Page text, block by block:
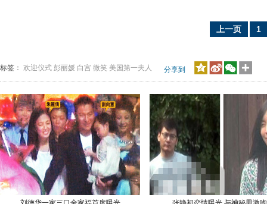
上一页 1
标签： 欢迎仪式 彭丽媛 白宫 微笑 美国第一夫人 分享到